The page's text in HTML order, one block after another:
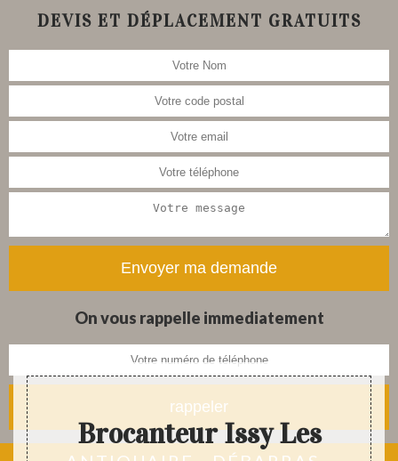
DEVIS ET DÉPLACEMENT GRATUITS
On vous rappelle immediatement
restauration de meubles, tableau,
tapis et objets anciens
Brocanteur Issy Les